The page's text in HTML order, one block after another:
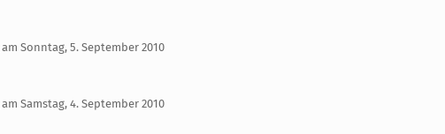
am Sonntag, 5. September 2010
am Samstag, 4. September 2010